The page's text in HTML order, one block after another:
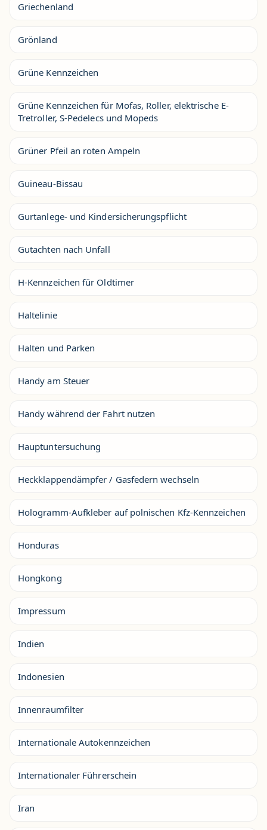
Griechenland
Grönland
Grüne Kennzeichen
Grüne Kennzeichen für Mofas, Roller, elektrische E-
Tretroller, S-Pedelecs und Mopeds
Grüner Pfeil an roten Ampeln
Guineau-Bissau
Gurtanlege- und Kindersicherungspflicht
Gutachten nach Unfall
H-Kennzeichen für Oldtimer
Haltelinie
Halten und Parken
Handy am Steuer
Handy während der Fahrt nutzen
Hauptuntersuchung
Heckklappendämpfer / Gasfedern wechseln
Hologramm-Aufkleber auf polnischen Kfz-Kennzeichen
Honduras
Hongkong
Impressum
Indien
Indonesien
Innenraumfilter
Internationale Autokennzeichen
Internationaler Führerschein
Iran